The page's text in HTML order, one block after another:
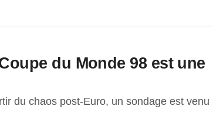
du Monde 98 est une
du chaos post-Euro, un sondage est venu